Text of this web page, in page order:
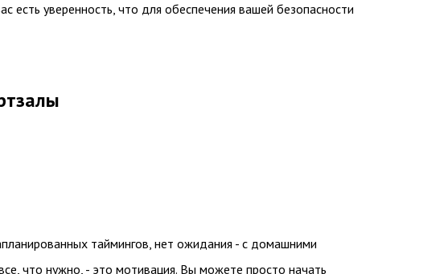
есть уверенность, что для обеспечения вашей безопасности
таймингов, нет ожидания - с домашними
что нужно, - это мотивация. Вы можете просто начать